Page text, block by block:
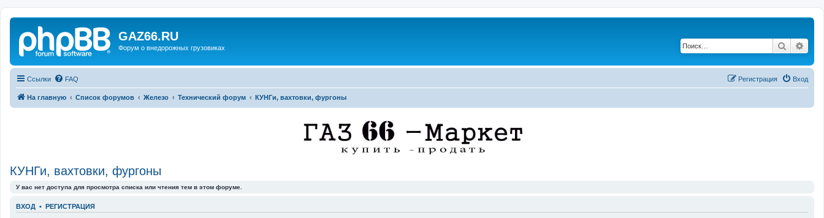
GAZ66.RU
Форум о внедорожных грузовиках Поиск
Ссылки FAQ Вход
Регистрация
На главную Список форумов Железо Технический форум КУНГи, вахтовки, фургоны
КУНГи, вахтовки, фургоны
У вас нет доступа для просмотра списка или чтения тем в этом форуме.
ВХОД • РЕГИСТРАЦИЯ